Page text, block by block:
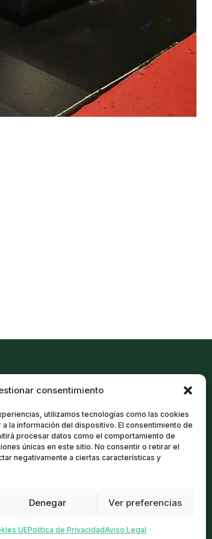
consentimiento
utilizamos tecnologías como las cookies
la información del dispositivo. El consentimiento de
procesar datos como el comportamiento de
únicas en este sitio. No consentir o retirar el
negativamente a ciertas características y
Denegar Ver preferencias
UEPolítica de PrivacidadAviso Legal